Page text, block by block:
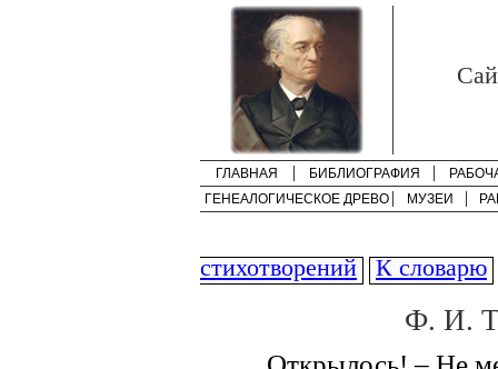
ГЛАВНАЯ БИБЛИОГРАФИЯ
ГЕНЕАЛОГИЧЕСКОЕ ДРЕВО
МУЗЕИ
стихотворений К словарю
Ф. И.